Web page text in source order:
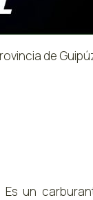
de
un